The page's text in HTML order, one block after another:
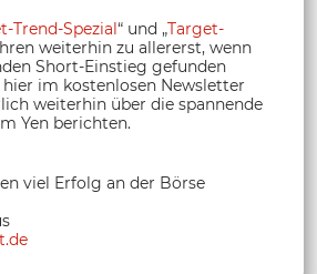
Trend-Spezial “ und „Target-
weiterhin zu allererst, wenn
Short-Einstieg gefunden
hier im kostenlosen Newsletter
weiterhin über die spannende
Yen berichten.
viel Erfolg an der Börse